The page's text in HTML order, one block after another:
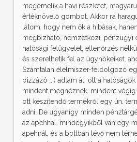
megemelik a havi részletet,
értéknövelő gombot. Akkor rá
látom, hogy nem ők a hibásak,
megbízható, nemzetközi, pénzügyi
hatósági felügyelet, ellenőrzés
és szerelhetik fel az ügynökeiket,
Számtalan élelmiszer-feldolgozó
pizzázó ...) adtam át, ott a hatóságok
mindent megnéznek, mindent
ott készítendő termékről egy ún.
adni. De ugyanígy minden
az apehhal, mindegyikből van egy
apehnál, és a boltban lévő nem